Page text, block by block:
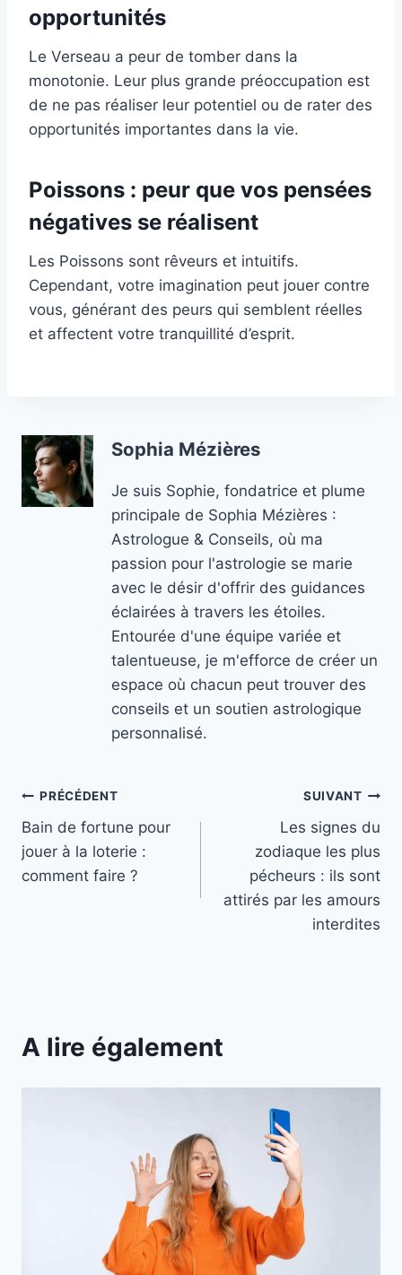
opportunités
Le Verseau a peur de tomber dans la
monotonie. Leur plus grande préoccupation est
de ne pas réaliser leur potentiel ou de rater des
opportunités importantes dans la vie.
Poissons : peur que vos pensées
négatives se réalisent
Les Poissons sont rêveurs et intuitifs.
Cependant, votre imagination peut jouer contre
vous, générant des peurs qui semblent réelles
et affectent votre tranquillité d’esprit.
Sophia Mézières
Je suis Sophie, fondatrice et plume
principale de Sophia Mézières :
Astrologue & Conseils, où ma
passion pour l'astrologie se marie
avec le désir d'offrir des guidances
éclairées à travers les étoiles.
Entourée d'une équipe variée et
talentueuse, je m'efforce de créer un
espace où chacun peut trouver des
conseils et un soutien astrologique
personnalisé.
Navigation
de
l’article
PRÉCÉDENT
Bain de fortune pour
jouer à la loterie :
comment faire ?
SUIVANT
Les signes du
zodiaque les plus
pécheurs : ils sont
attirés par les amours
interdites
A lire également